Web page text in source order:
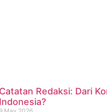
Catatan Redaksi: Dari
Indonesia?